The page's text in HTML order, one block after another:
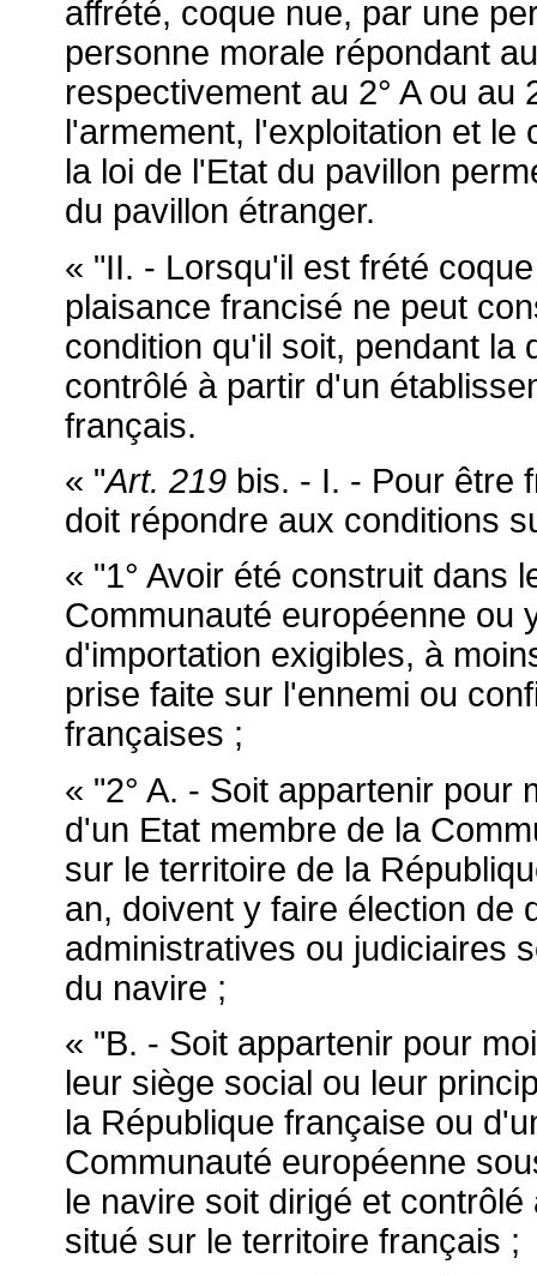
affrété, coque nue, par une
personne morale répondant
respectivement au 2° A ou au
l'armement, l'exploitation et
la loi de l'Etat du pavillon
du pavillon étranger.
« "II. - Lorsqu'il est frété
plaisance francisé ne peut
condition qu'il soit, pendant la
contrôlé à partir d'un
français.
« "Art. 219 bis. - I. - Pour être
doit répondre aux conditions
« "1° Avoir été construit dans
Communauté européenne ou
d'importation exigibles, à
prise faite sur l'ennemi ou
françaises ;
« "2° A. - Soit appartenir
d'un Etat membre de la
sur le territoire de la
an, doivent y faire élection de
administratives ou judiciaires
du navire ;
« "B. - Soit appartenir pour
leur siège social ou leur
la République française ou
Communauté européenne
le navire soit dirigé et
situé sur le territoire français ;